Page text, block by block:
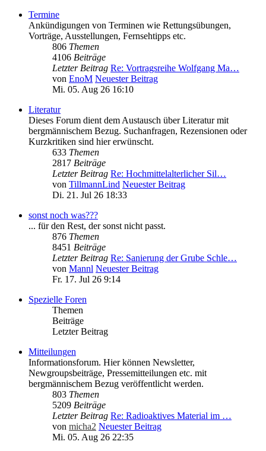
Termine
Ankündigungen von Terminen wie Rettungsübungen,
Vorträge, Ausstellungen, Fernsehtipps etc.
806 Themen
4106 Beiträge
Letzter Beitrag Re: Vortragsreihe Wolfgang Ma…
von EnoM Neuester Beitrag
Mi. 05. Aug 26 16:10
Literatur
Dieses Forum dient dem Austausch über Literatur mit
bergmännischem Bezug. Suchanfragen, Rezensionen oder
Kurzkritiken sind hier erwünscht.
633 Themen
2817 Beiträge
Letzter Beitrag Re: Hochmittelalterlicher Sil…
von TillmannLind Neuester Beitrag
Di. 21. Jul 26 18:33
sonst noch was???
... für den Rest, der sonst nicht passt.
876 Themen
8451 Beiträge
Letzter Beitrag Re: Sanierung der Grube Schle…
von Mannl Neuester Beitrag
Fr. 17. Jul 26 9:14
Spezielle Foren
Themen
Beiträge
Letzter Beitrag
Mitteilungen
Informationsforum. Hier können Newsletter,
Newgroupsbeiträge, Pressemitteilungen etc. mit
bergmännischem Bezug veröffentlicht werden.
803 Themen
5209 Beiträge
Letzter Beitrag Re: Radioaktives Material im …
von micha2 Neuester Beitrag
Mi. 05. Aug 26 22:35